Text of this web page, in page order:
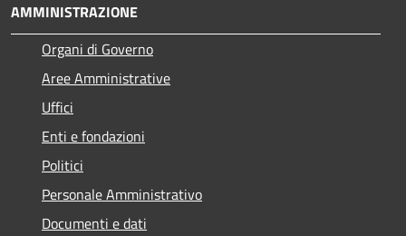
AMMINISTRAZIONE
Organi di Governo
Aree Amministrative
Uffici
Enti e fondazioni
Politici
Personale Amministrativo
Documenti e dati